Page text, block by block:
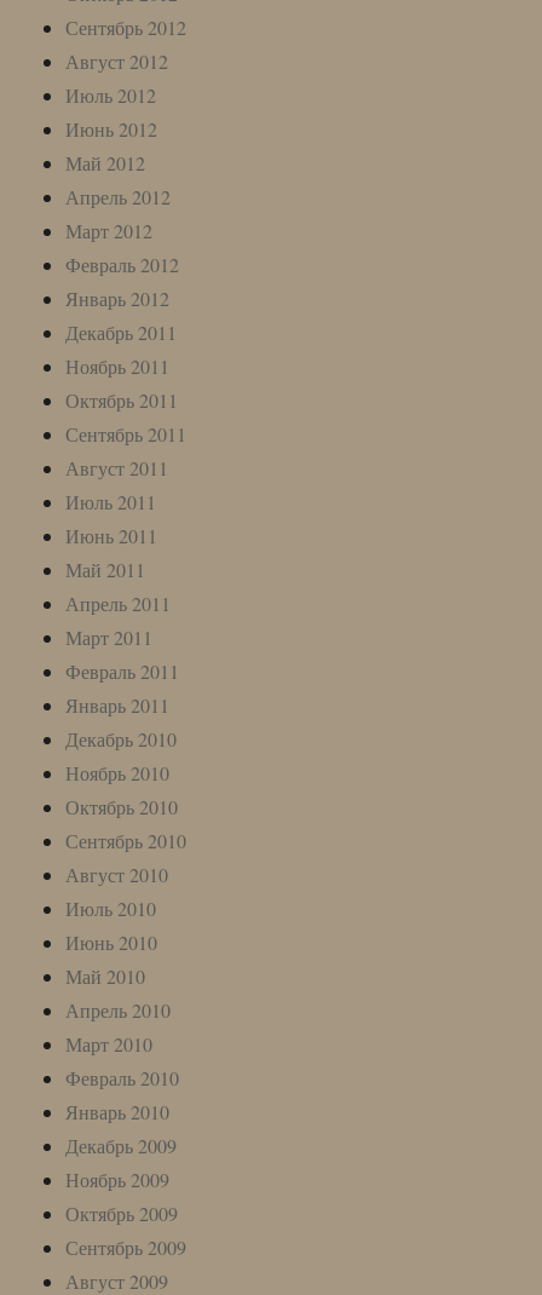
Сентябрь 2012
Август 2012
Июль 2012
Июнь 2012
Май 2012
Апрель 2012
Март 2012
Февраль 2012
Январь 2012
Декабрь 2011
Ноябрь 2011
Октябрь 2011
Сентябрь 2011
Август 2011
Июль 2011
Июнь 2011
Май 2011
Апрель 2011
Март 2011
Февраль 2011
Январь 2011
Декабрь 2010
Ноябрь 2010
Октябрь 2010
Сентябрь 2010
Август 2010
Июль 2010
Июнь 2010
Май 2010
Апрель 2010
Март 2010
Февраль 2010
Январь 2010
Декабрь 2009
Ноябрь 2009
Октябрь 2009
Сентябрь 2009
Август 2009